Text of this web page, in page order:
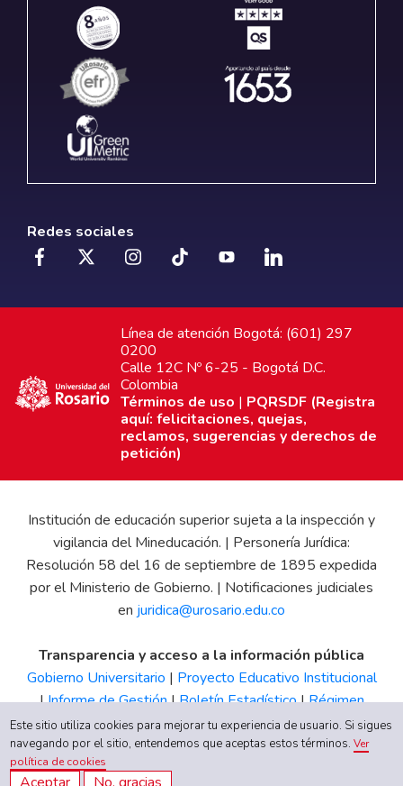
Redes sociales
Línea de atención Bogotá: (601) 297
0200
Calle 12C Nº 6-25 - Bogotá D.C.
Colombia
Términos de uso | PQRSDF (Registra
aquí: felicitaciones, quejas,
reclamos, sugerencias y derechos de
petición)
Institución de educación superior sujeta a la inspección y
vigilancia del Mineducación. | Personería Jurídica:
Resolución 58 del 16 de septiembre de 1895 expedida
por el Ministerio de Gobierno. | Notificaciones judiciales
en juridica@urosario.edu.co
Transparencia y acceso a la información pública
Gobierno Universitario | Proyecto Educativo Institucional
|Informe de Gestión|Boletín Estadístico|Régimen
Tributario|Estados Financieros |Código de Ética| Canal
de Integridad UR
Este sitio utiliza cookies para mejorar tu experiencia de usuario. Si sigues
navegando por el sitio, entendemos que aceptas estos términos.Ver
política de cookies